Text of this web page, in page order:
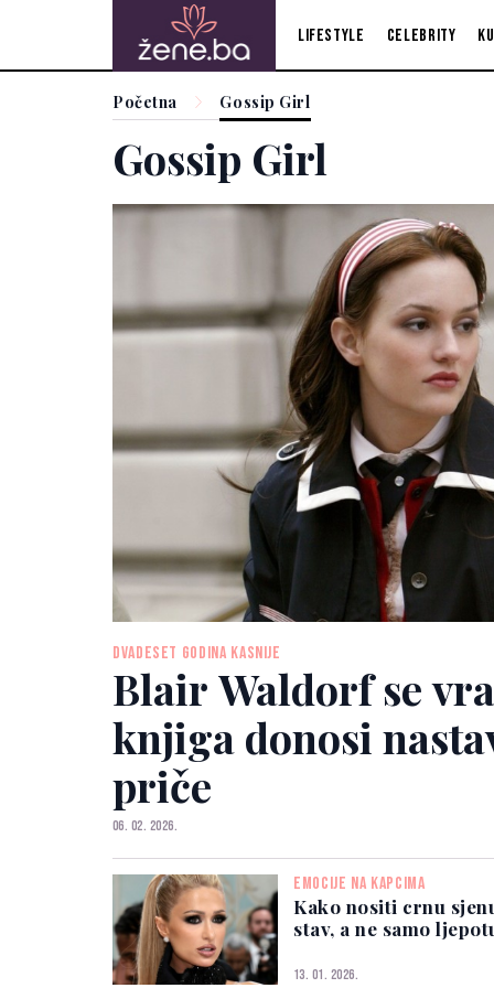
Lifestyle Celebrity
Početna Gossip Girl
Gossip Girl
DVADESET GODINA KASNIJE
Blair Waldorf se
knjiga donosi
priče
06. 02. 2026.
EMOCIJE NA KAPCIMA
Kako nositi crnu
stav, a ne samo
13. 01. 2026.